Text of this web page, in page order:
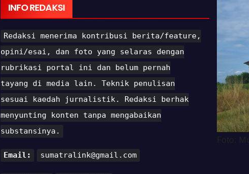
INFO REDAKSI
Redaksi menerima kontribusi berita/feature,
opini/esai, dan foto yang selaras dengan
rubrikasi portal ini dan belum pernah
tayang di media lain. Teknik penulisan
sesuai kaedah jurnalistik. Redaksi berhak
menyunting konten tanpa mengabaikan
substansinya.
Email: sumatralink@gmail.com